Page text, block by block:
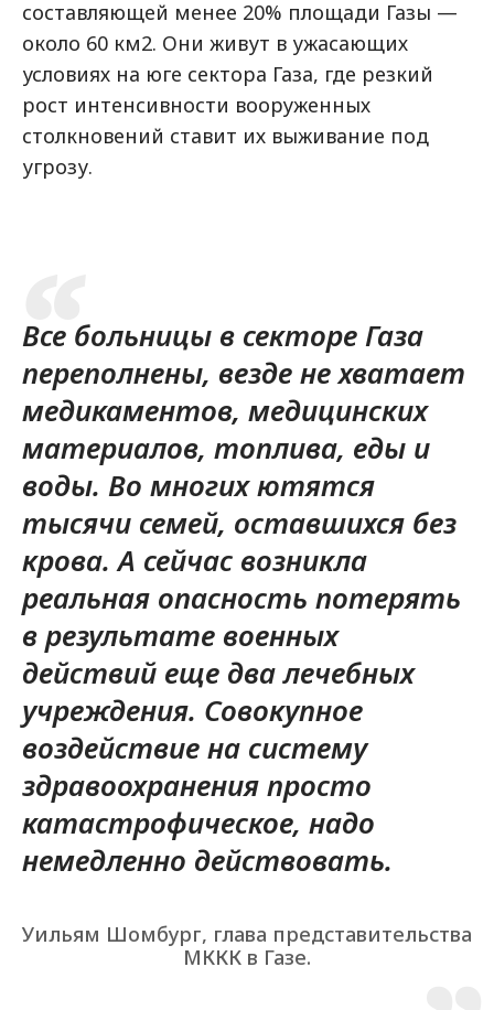
составляющей менее 20% площади Газы —
около 60 км2. Они живут в ужасающих
условиях на юге сектора Газа, где резкий
рост интенсивности вооруженных
столкновений ставит их выживание под
угрозу.
Все больницы в секторе Газа
переполнены, везде не хватает
медикаментов, медицинских
материалов, топлива, еды и
воды. Во многих ютятся
тысячи семей, оставшихся без
крова. А сейчас возникла
реальная опасность потерять
в результате военных
действий еще два лечебных
учреждения. Совокупное
воздействие на систему
здравоохранения просто
катастрофическое, надо
немедленно действовать.
Уильям Шомбург, глава представительства
МККК в Газе.